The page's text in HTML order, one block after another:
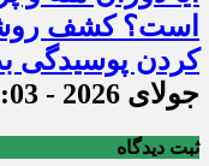
است؟ کشف
کردن پوسیدگی
جولای 2026 - 14:03
ثبت دیدگاه